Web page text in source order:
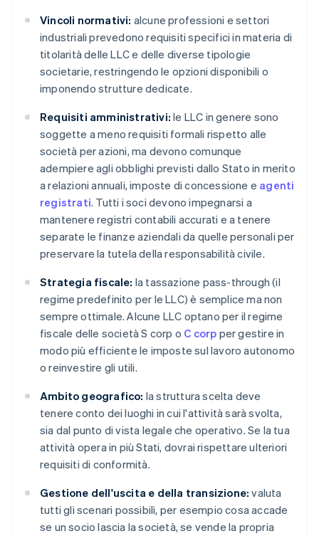
Vincoli normativi: alcune professioni e settori
industriali prevedono requisiti specifici in materia di
titolarità delle LLC e delle diverse tipologie
societarie, restringendo le opzioni disponibili o
imponendo strutture dedicate.
Requisiti amministrativi: le LLC in genere sono
soggette a meno requisiti formali rispetto alle
società per azioni, ma devono comunque
adempiere agli obblighi previsti dallo Stato in merito
a relazioni annuali, imposte di concessione e agenti
registrati. Tutti i soci devono impegnarsi a
mantenere registri contabili accurati e a tenere
separate le finanze aziendali da quelle personali per
preservare la tutela della responsabilità civile.
Strategia fiscale: la tassazione pass-through (il
regime predefinito per le LLC) è semplice ma non
sempre ottimale. Alcune LLC optano per il regime
fiscale delle società S corp o C corp per gestire in
modo più efficiente le imposte sul lavoro autonomo
o reinvestire gli utili.
Ambito geografico: la struttura scelta deve
tenere conto dei luoghi in cui l'attività sarà svolta,
sia dal punto di vista legale che operativo. Se la tua
attività opera in più Stati, dovrai rispettare ulteriori
requisiti di conformità.
Gestione dell'uscita e della transizione: valuta
tutti gli scenari possibili, per esempio cosa accade
se un socio lascia la società, se vende la propria